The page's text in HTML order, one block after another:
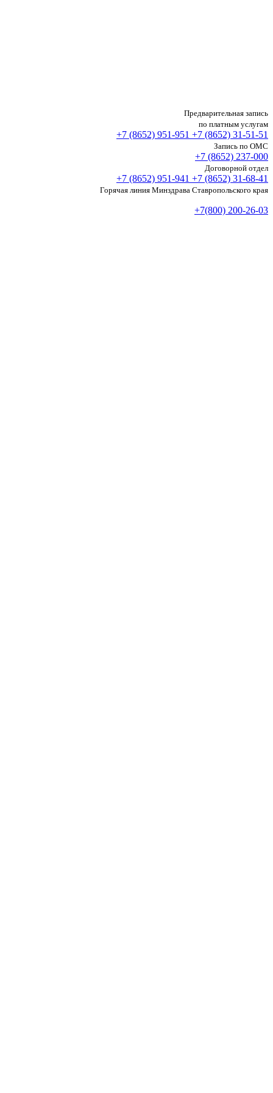
Предварительная запись
по платным услугам
+7 (8652) 951-951 +7 (8652) 31-51-51
Запись по ОМС
+7 (8652) 237-000
Договорной отдел
+7 (8652) 951-941 +7 (8652) 31-68-41
Горячая линия Минздрава Ставропольского края
+7(800) 200-26-03